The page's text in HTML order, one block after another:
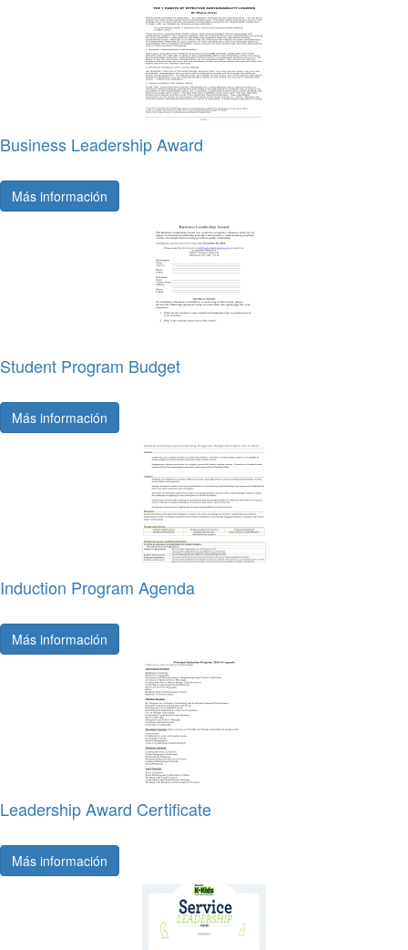
Business Leadership Award
Más información
Student Program Budget
Más información
Induction Program Agenda
Más información
Leadership Award Certificate
Más información